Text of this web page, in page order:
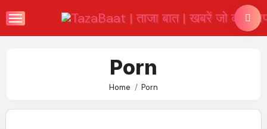
to
Porn
Home Porn